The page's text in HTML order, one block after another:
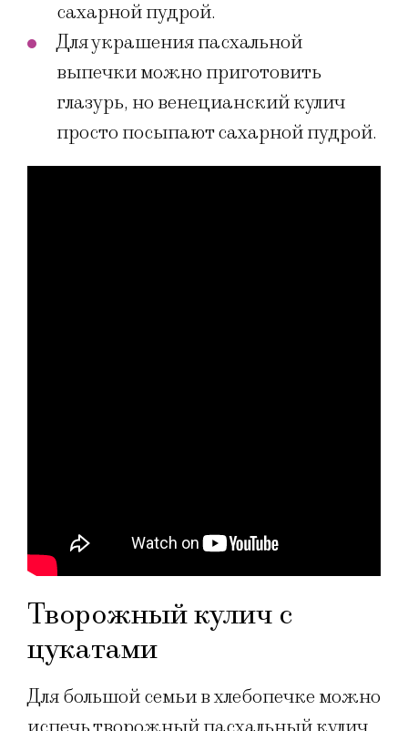
сахарной пудрой.
Для украшения пасхальной
выпечки можно приготовить
глазурь, но венецианский кулич
просто посыпают сахарной пудрой.
Творожный кулич с
цукатами
Для большой семьи в хлебопечке можно